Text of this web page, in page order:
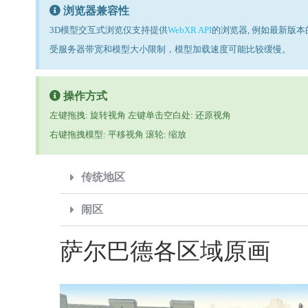
浏览器兼容性
3D模型交互式浏览仅支持提供WebXR API的浏览器, 例如最新版
受服务器带宽和模型大小限制，模型加载速度可能比较缓慢。
操作方式
左键拖拽: 旋转视角 左键单击空白处: 还原视角
右键拖拽模型: 平移视角 滚轮: 缩放
传统地区
闹区
萨尔巴德各区域原画